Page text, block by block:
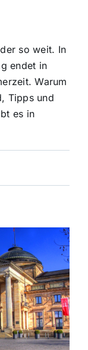
so weit. In
endet in
Warum
Tipps und
es in